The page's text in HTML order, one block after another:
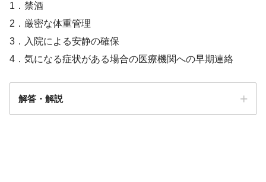
1．禁酒
2．厳密な体重管理
3．入院による安静の確保
4．気になる症状がある場合の医療機関への早期連絡
解答・解説